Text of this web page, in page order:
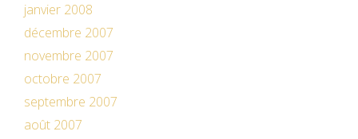
janvier 2008
décembre 2007
novembre 2007
octobre 2007
septembre 2007
août 2007